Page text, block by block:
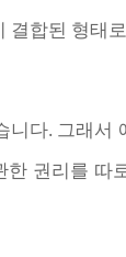
결합된 형태
니다. 그래서
권리를 따